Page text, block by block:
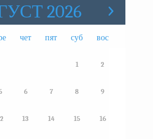
2026
чет пят суб вос
1 2
6 7 8 9
13 14 15 16